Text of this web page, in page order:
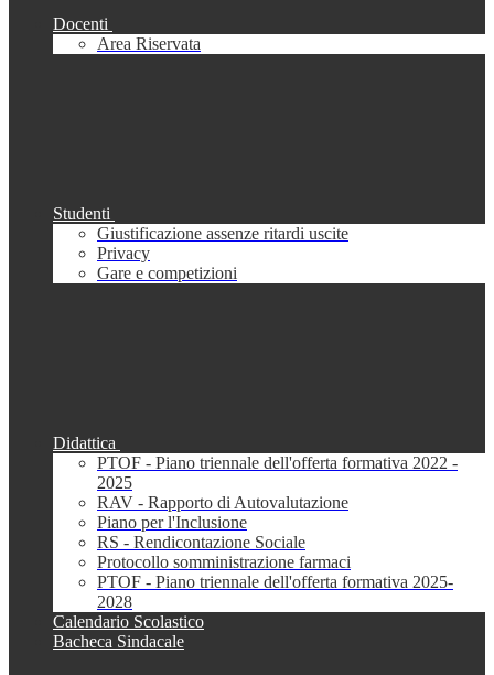
Docenti
Area Riservata
Studenti
Giustificazione assenze ritardi uscite
Privacy
Gare e competizioni
Didattica
PTOF - Piano triennale dell'offerta formativa 2022 -
2025
RAV - Rapporto di Autovalutazione
Piano per l'Inclusione
RS - Rendicontazione Sociale
Protocollo somministrazione farmaci
PTOF - Piano triennale dell'offerta formativa 2025-
2028
Calendario Scolastico
Bacheca Sindacale